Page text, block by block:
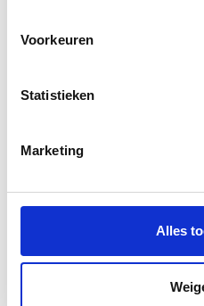
Voorkeuren
Statistieken
Marketing
Alles
100% natuurlijke